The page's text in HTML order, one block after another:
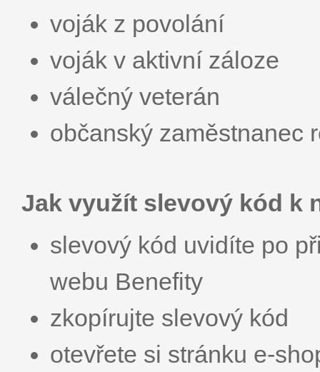
voják z povolání
voják v aktivní záloze
válečný veterán
občanský zaměstnanec
Jak využít slevový kód k
slevový kód uvidíte po
webu Benefity
zkopírujte slevový kód
otevřete si stránku e-